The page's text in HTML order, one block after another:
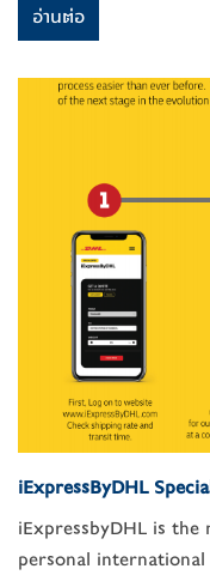
อ่านต่อ
iExpressByDHL
iExpressbyDHL is
personal